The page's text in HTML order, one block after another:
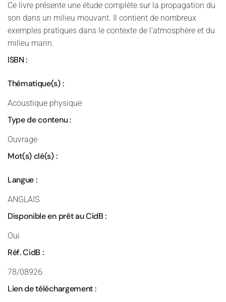
Ce livre présente une étude complète sur la propagation du
son dans un milieu mouvant. Il contient de nombreux
exemples pratiques dans le contexte de l'atmosphère et du
milieu marin.
ISBN :
Thématique(s) :
Acoustique physique
Type de contenu :
Ouvrage
Mot(s) clé(s) :
Langue :
ANGLAIS
Disponible en prêt au CidB :
Oui
Réf. CidB :
78/08926
Lien de téléchargement :